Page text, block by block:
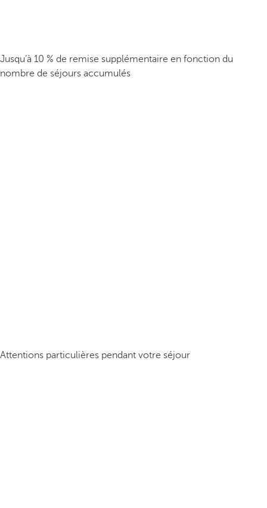
Jusqu’à 10 % de remise supplémentaire en fonction du
nombre de séjours accumulés
Attentions particulières pendant votre séjour